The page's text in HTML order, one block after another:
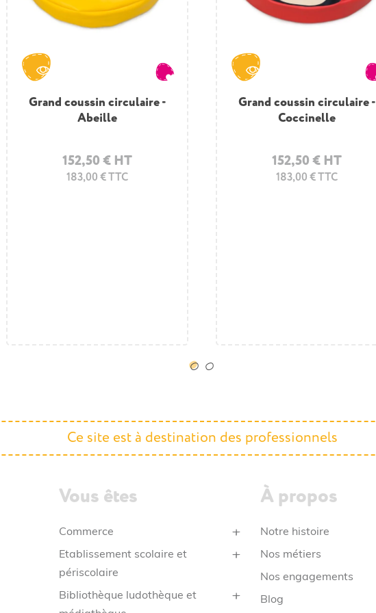
Grand coussin circulaire -
Abeille
152,50 € HT
183,00 € TTC
Grand coussin circulaire -
Coccinelle
152,50 € HT
183,00 € TTC
Grand coussin circulaire -
Coccinelle
152,50 € HT
183,00 € TTC
Ce site est à destination des professionnels
Vous êtes
Commerce
Etablissement scolaire et
périscolaire
Bibliothèque ludothèque et
À propos
Notre histoire
Nos métiers
Nos engagements
Blog